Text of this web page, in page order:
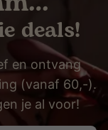
deals!
en ontvang
(vanaf 60,-).
je al voor!